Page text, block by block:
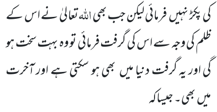
کی پکڑنہیںفرمائی لیکن جب بھیاللّٰہتعالیٰ نے اس کے
ظلم کی وجہ سےاس کی گرفت فرمائی تو وہ بہت سخت ہو
گی اور یہ گرفت دنیا میںبھی ہو سکتی ہے اور آخرت
میںبھی۔ جیساکہ